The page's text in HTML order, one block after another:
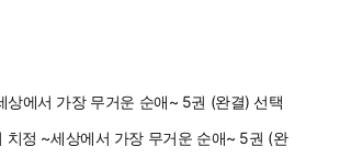
상에서 가장 무거운 순애~ 5권 (완결) 선택